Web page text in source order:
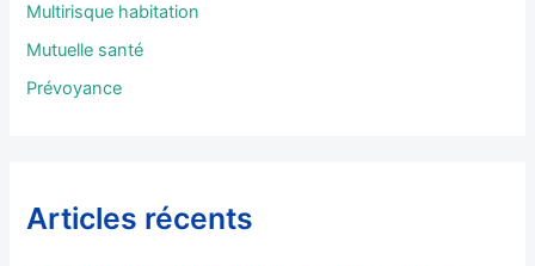
Multirisque habitation
Mutuelle santé
Prévoyance
Articles récents